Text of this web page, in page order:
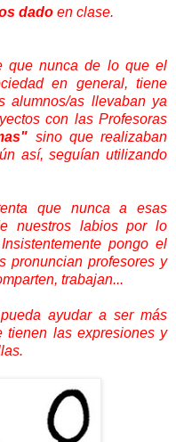
dado en clase.
que nunca de lo que el
en general, tiene
alumnos/as llevaban ya
con las Profesoras
sino que realizaban
así, seguían utilizando
que nunca a esas
nuestros labios por lo
pongo el
pronuncian profesores y
trabajan...
ayudar a ser más
tienen las expresiones y